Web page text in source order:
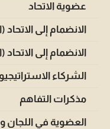
عضوية الاتحاد
الانضمام إلى الاتحاد
الانضمام إلى
الشركاء
مذكرات التفاهم
العضوية في اللجان